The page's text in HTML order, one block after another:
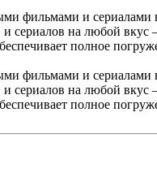
и сериалами
на любой
полное
и сериалами
на любой
полное